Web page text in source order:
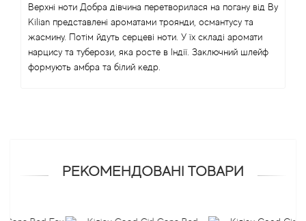
Верхні ноти Добра дівчина перетворилася на погану від By
Kilian представлені ароматами троянди, османтусу та
жасмину. Потім йдуть серцеві ноти. У їх складі аромати
нарцису та туберози, яка росте в Індії. Заключний шлейф
формують амбра та білий кедр.
РЕКОМЕНДОВАНІ ТОВАРИ
Arabesque Perfumes
Arabiyat